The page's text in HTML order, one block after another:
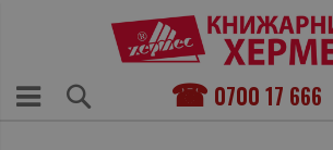
0700 17 666